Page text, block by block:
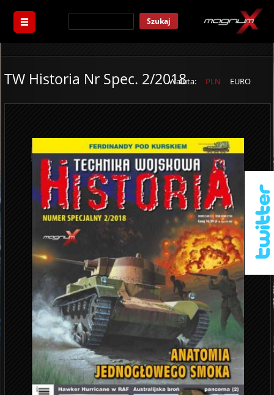
Szukaj
Waluta: PLN EURO
TW Historia Nr Spec. 2/2018